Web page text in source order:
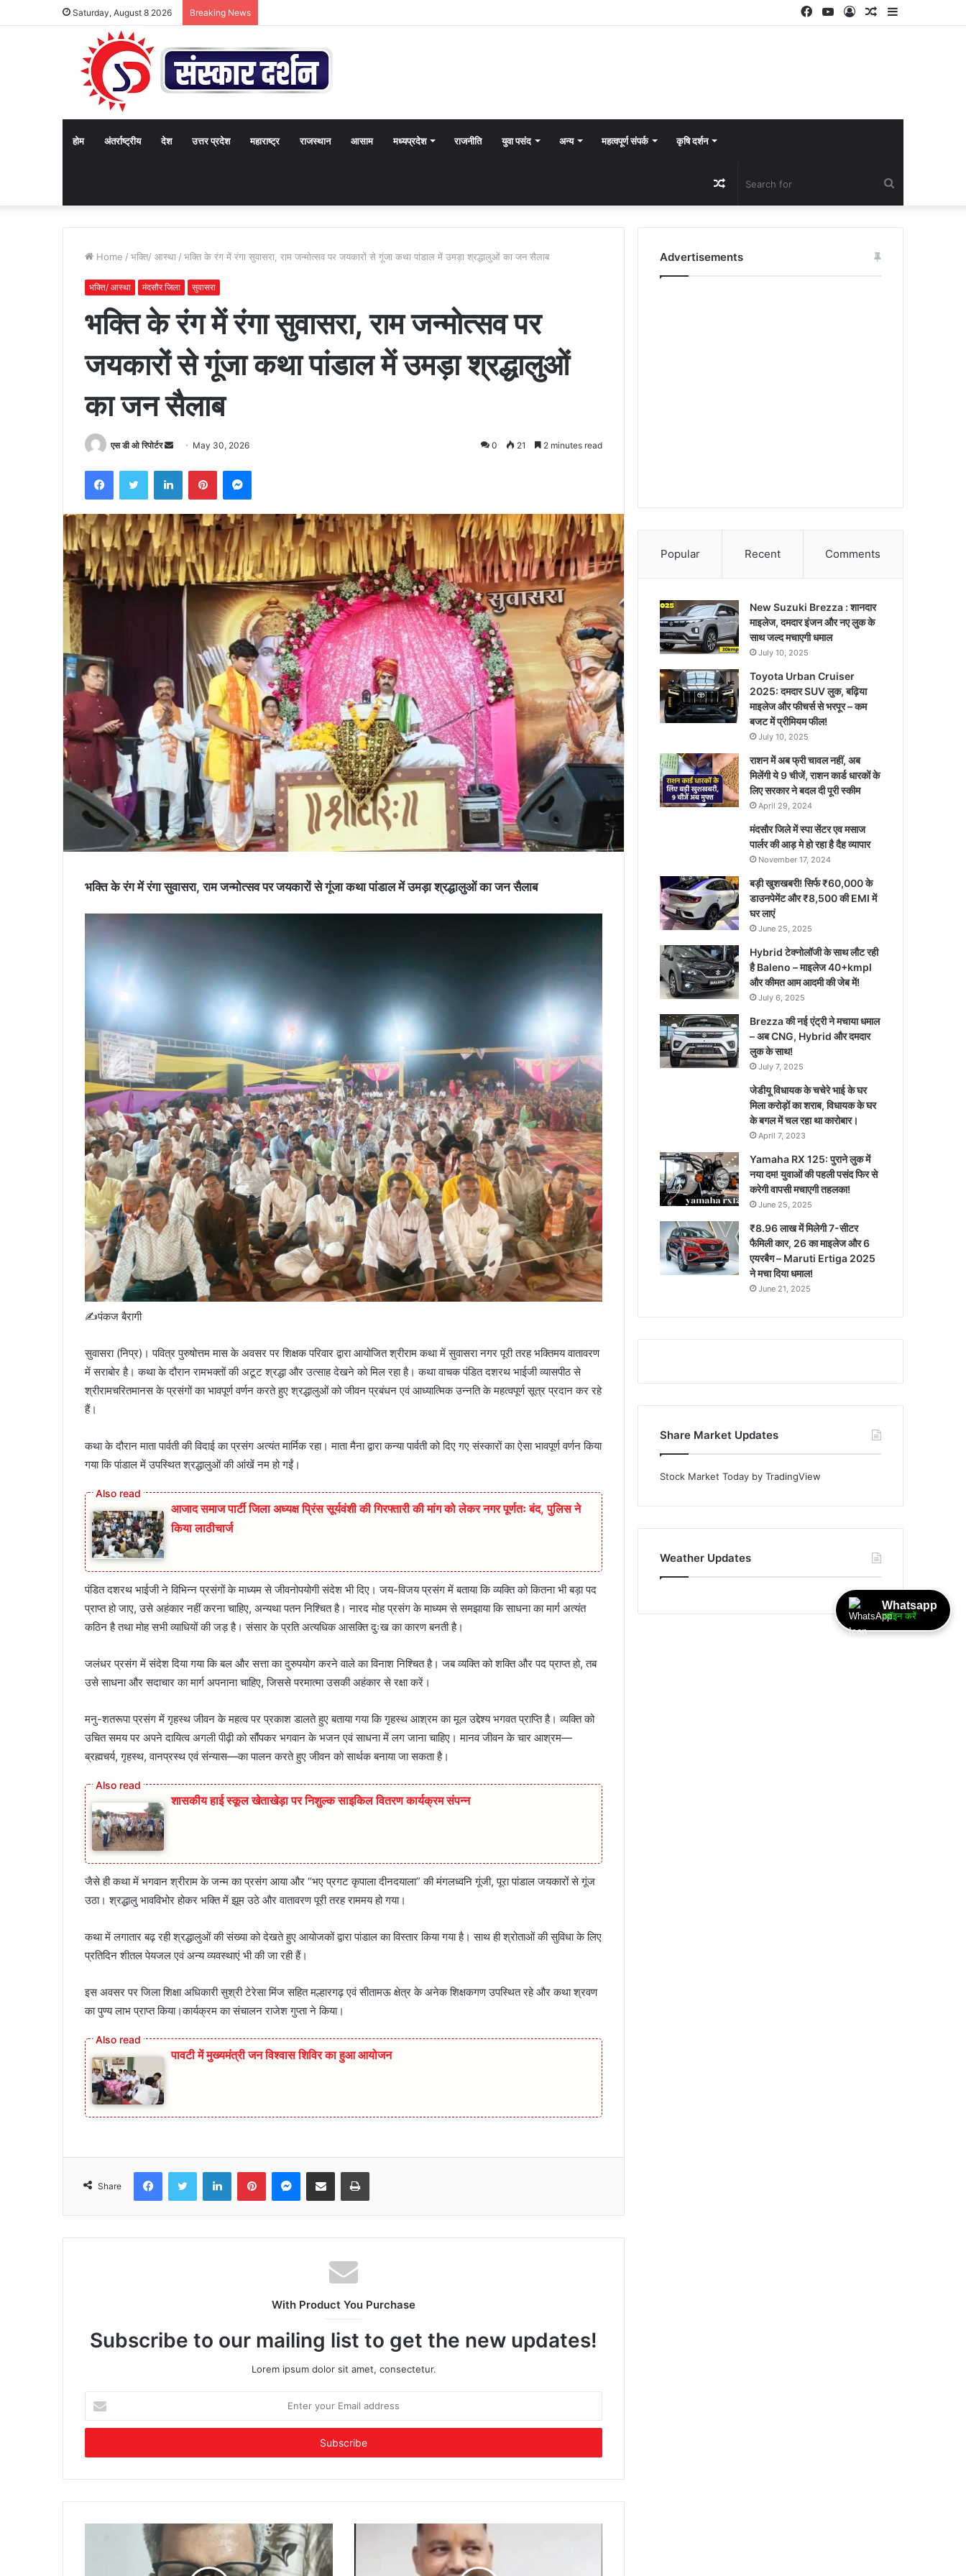
Saturday, August 8 2026 Breaking News Sidebar
Random
Log
YouTube
Facebook
होम अंतर्राष्ट्रीय देश उत्तर प्रदेश महाराष्ट्र राजस्थान आसाम मध्यप्रदेश राजनीति युवा पसंद अन्य महत्वपूर्ण संपर्क कृषि दर्शन
for
Random
Article
Home / भक्ति/ आस्था / भक्ति के रंग में रंगा सुवासरा, राम जन्मोत्सव पर जयकारों से गूंजा कथा पांडाल में उमड़ा श्रद्धालुओं का जन सैलाब
भक्ति/ आस्था मंदसौर जिला सुवासरा
भक्ति के रंग में रंगा सुवासरा, राम जन्मोत्सव पर
जयकारों से गूंजा कथा पांडाल में उमड़ा श्रद्धालुओं
का जन सैलाब
एस डी ओ रिपोर्टर
Send May 30, 2026 0 21 2 minutes read
FacebookTwitter LinkedInPinterestMessenger
भक्ति के रंग में रंगा सुवासरा, राम जन्मोत्सव पर जयकारों से गूंजा कथा पांडाल में उमड़ा श्रद्धालुओं का जन सैलाब
✍️पंकज बैरागी
सुवासरा (निप्र)। पवित्र पुरुषोत्तम मास के अवसर पर शिक्षक परिवार द्वारा आयोजित श्रीराम कथा में सुवासरा नगर पूरी तरह भक्तिमय वातावरण
में सराबोर है। कथा के दौरान रामभक्तों की अटूट श्रद्धा और उत्साह देखने को मिल रहा है। कथा वाचक पंडित दशरथ भाईजी व्यासपीठ से
श्रीरामचरितमानस के प्रसंगों का भावपूर्ण वर्णन करते हुए श्रद्धालुओं को जीवन प्रबंधन एवं आध्यात्मिक उन्नति के महत्वपूर्ण सूत्र प्रदान कर रहे
हैं।
कथा के दौरान माता पार्वती की विदाई का प्रसंग अत्यंत मार्मिक रहा। माता मैना द्वारा कन्या पार्वती को दिए गए संस्कारों का ऐसा भावपूर्ण वर्णन किया
गया कि पांडाल में उपस्थित श्रद्धालुओं की आंखें नम हो गईं।
आजाद समाज पार्टी जिला अध्यक्ष प्रिंस सूर्यवंशी की गिरफ्तारी की मांग को लेकर नगर पूर्णतः बंद, पुलिस ने
किया लाठीचार्ज
पंडित दशरथ भाईजी ने विभिन्न प्रसंगों के माध्यम से जीवनोपयोगी संदेश भी दिए। जय-विजय प्रसंग में बताया कि व्यक्ति को कितना भी बड़ा पद
प्राप्त हो जाए, उसे अहंकार नहीं करना चाहिए, अन्यथा पतन निश्चित है। नारद मोह प्रसंग के माध्यम से समझाया कि साधना का मार्ग अत्यंत
कठिन है तथा मोह सभी व्याधियों की जड़ है। संसार के प्रति अत्यधिक आसक्ति दुःख का कारण बनती है।
जलंधर प्रसंग में संदेश दिया गया कि बल और सत्ता का दुरुपयोग करने वाले का विनाश निश्चित है। जब व्यक्ति को शक्ति और पद प्राप्त हो, तब
उसे साधना और सदाचार का मार्ग अपनाना चाहिए, जिससे परमात्मा उसकी अहंकार से रक्षा करें।
मनु-शतरूपा प्रसंग में गृहस्थ जीवन के महत्व पर प्रकाश डालते हुए बताया गया कि गृहस्थ आश्रम का मूल उद्देश्य भगवत प्राप्ति है। व्यक्ति को
उचित समय पर अपने दायित्व अगली पीढ़ी को सौंपकर भगवान के भजन एवं साधना में लग जाना चाहिए। मानव जीवन के चार आश्रम—
ब्रह्मचर्य, गृहस्थ, वानप्रस्थ एवं संन्यास—का पालन करते हुए जीवन को सार्थक बनाया जा सकता है।
शासकीय हाई स्कूल खेताखेड़ा पर निशुल्क साइकिल वितरण कार्यक्रम संपन्न
जैसे ही कथा में भगवान श्रीराम के जन्म का प्रसंग आया और “भए प्रगट कृपाला दीनदयाला” की मंगलध्वनि गूंजी, पूरा पांडाल जयकारों से गूंज
उठा। श्रद्धालु भावविभोर होकर भक्ति में झूम उठे और वातावरण पूरी तरह राममय हो गया।
कथा में लगातार बढ़ रही श्रद्धालुओं की संख्या को देखते हुए आयोजकों द्वारा पांडाल का विस्तार किया गया है। साथ ही श्रोताओं की सुविधा के लिए
प्रतिदिन शीतल पेयजल एवं अन्य व्यवस्थाएं भी की जा रही हैं।
इस अवसर पर जिला शिक्षा अधिकारी सुश्री टेरेसा मिंज सहित मल्हारगढ़ एवं सीतामऊ क्षेत्र के अनेक शिक्षकगण उपस्थित रहे और कथा श्रवण
का पुण्य लाभ प्राप्त किया।कार्यक्रम का संचालन राजेश गुप्ता ने किया।
पावटी में मुख्यमंत्री जन विश्वास शिविर का हुआ आयोजन
Share
FacebookTwitter LinkedInPinterestMessenger
Share via Email Print
With Product You Purchase
Subscribe to our mailing list to get the new updates!
Lorem ipsum dolor sit amet, consectetur.
your
Email
Advertisements
Popular Recent Comments
New Suzuki Brezza : शानदार
माइलेज, दमदार इंजन और नए लुक के
साथ जल्द मचाएगी धमाल
July 10, 2025
Toyota Urban Cruiser
2025: दमदार SUV लुक, बढ़िया
माइलेज और फीचर्स से भरपूर – कम
बजट में प्रीमियम फील!
July 10, 2025
राशन में अब फ्री चावल नहीं, अब
मिलेंगी ये 9 चीजें, राशन कार्ड धारकों के
लिए सरकार ने बदल दी पूरी स्कीम
April 29, 2024
मंदसौर जिले में स्पा सेंटर एव मसाज
पार्लर की आड़ मे हो रहा है दैह व्यापार
November 17, 2024
बड़ी खुशखबरी! सिर्फ ₹60,000 के
डाउनपेमेंट और ₹8,500 की EMI में
घर लाएं
June 25, 2025
Hybrid टेक्नोलॉजी के साथ लौट रही
है Baleno – माइलेज 40+kmpl
और कीमत आम आदमी की जेब में!
July 6, 2025
Brezza की नई एंट्री ने मचाया धमाल
– अब CNG, Hybrid और दमदार
लुक के साथ!
July 7, 2025
जेडीयू विधायक के चचेरे भाई के घर
मिला करोड़ों का शराब, विधायक के घर
के बगल में चल रहा था कारोबार।
April 7, 2023
Yamaha RX 125: पुराने लुक में
नया दम! युवाओं की पहली पसंद फिर से
करेगी वापसी मचाएगी तहलका!
June 25, 2025
₹8.96 लाख में मिलेगी 7-सीटर
फैमिली कार, 26 का माइलेज और 6
एयरबैग – Maruti Ertiga 2025
ने मचा दिया धमाल!
June 21, 2025
Share Market Updates
Stock Market Today by TradingView
Weather Updates
Whatsapp
ज्वॉइन करें